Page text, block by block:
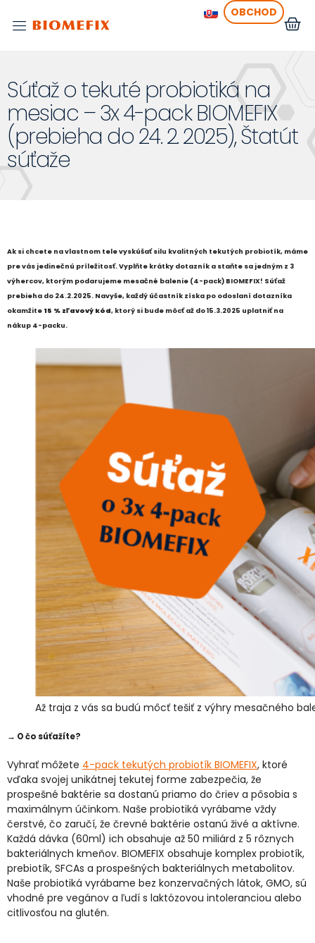
OBCHOD
Súťaž o tekuté probiotiká na
mesiac – 3x 4-pack BIOMEFIX
(prebieha do 24. 2. 2025), Štatút
súťaže
Ak si chcete na vlastnom tele vyskúšať silu kvalitných tekutých probiotík, máme
pre vás jedinečnú príležitosť. Vyplňte krátky dotazník a staňte sa jedným z 3
výhercov, ktorým podarujeme mesačné balenie (4-pack) BIOMEFIX! Súťaž
prebieha do 24.2.2025. Navyše, každý účastník získa po odoslaní dotazníka
okamžite 15 % zľavový kód, ktorý si bude môcť až do 15.3.2025 uplatniť na
nákup 4-packu.
Až traja z vás sa budú môcť tešiť z výhry mesačného
→ O čo súťažíte?
Vyhrať môžete 4-pack tekutých probiotík BIOMEFIX, ktoré
vďaka svojej unikátnej tekutej forme zabezpečia, že
prospešné baktérie sa dostanú priamo do čriev a pôsobia s
maximálnym účinkom. Naše probiotiká vyrábame vždy
čerstvé, čo zaručí, že črevné baktérie ostanú živé a aktívne.
Každá dávka (60ml) ich obsahuje až 50 miliárd z 5 rôznych
bakteriálnych kmeňov. BIOMEFIX obsahuje komplex probiotík,
prebiotík, SFCAs a prospešných bakteriálnych metabolitov.
Naše probiotiká vyrábame bez konzervačných látok, GMO, sú
vhodné pre vegánov a ľudí s laktózovou intoleranciou alebo
citlivosťou na glutén.